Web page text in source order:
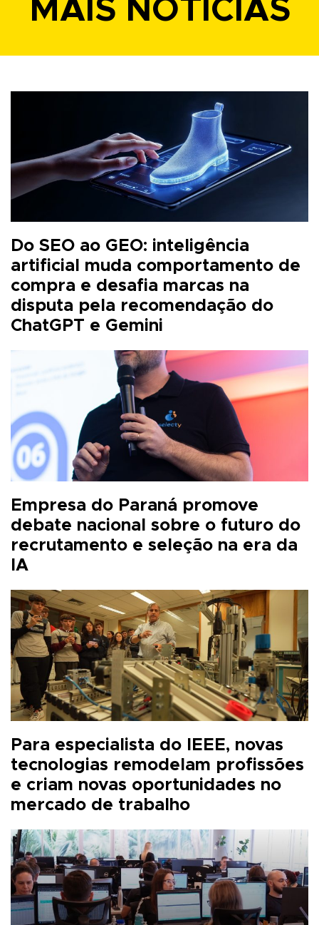
MAIS NOTÍCIAS
Do SEO ao GEO: inteligência
artificial muda comportamento de
compra e desafia marcas na
disputa pela recomendação do
ChatGPT e Gemini
Empresa do Paraná promove
debate nacional sobre o futuro do
recrutamento e seleção na era da
IA
Para especialista do IEEE, novas
tecnologias remodelam profissões
e criam novas oportunidades no
mercado de trabalho